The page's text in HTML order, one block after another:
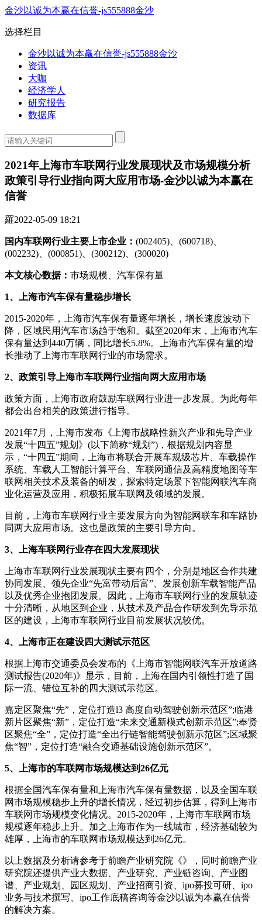
金沙以诚为本赢在信誉-js555888金沙
选择栏目
金沙以诚为本赢在信誉-js555888金沙
资讯
大咖
经济学人
研究报告
数据库
2021年上海市车联网行业发展现状及市场规模分析
政策引导行业指向两大应用市场-金沙以诚为本赢在
信誉
羅2022-05-09 18:21
国内车联网行业主要上市企业： (002405)、(600718)、
(002232)、(000851)、(300212)、(300020)
本文核心数据： 市场规模、汽车保有量
1、上海市汽车保有量稳步增长
2015-2020年，上海市汽车保有量逐年增长，增长速度波动下
降，区域民用汽车市场趋于饱和。截至2020年末，上海市汽车
保有量达到440万辆，同比增长5.8%。上海市汽车保有量的增
长推动了上海市车联网行业的市场需求。
2、政策引导上海市车联网行业指向两大应用市场
政策方面，上海市政府鼓励车联网行业进一步发展。为此每年
都会出台相关的政策进行指导。
2021年7月，上海市发布《上海市战略性新兴产业和先导产业
发展“十四五”规划》(以下简称“规划”)，根据规划内容显
示，“十四五”期间，上海市将联合开展车规级芯片、车载操作
系统、车载人工智能计算平台、车联网通信及高精度地图等车
联网相关技术及装备的研发，探索特定场景下智能网联汽车商
业化运营及应用，积极拓展车联网及领域的发展。
目前，上海市车联网行业主要发展方向为智能网联车和车路协
同两大应用市场。这也是政策的主要引导方向。
3、上海车联网行业存在四大发展现状
上海市车联网行业发展现状主要有四个，分别是地区合作共建
协同发展、领先企业“先富带动后富”、发展创新车载智能产品
以及优秀企业抱团发展。因此，上海市车联网行业的发展轨迹
十分清晰，从地区到企业，从技术及产品合作研发到先导示范
区的建设，上海市车联网行业目前发展状况较优。
4、上海市正在建设四大测试示范区
根据上海市交通委员会发布的《上海市智能网联汽车开放道路
测试报告(2020年)》显示，目前，上海在国内引领性打造了国
际一流、错位互补的四大测试示范区。
嘉定区聚焦“先”，定位打造l3 高度自动驾驶创新示范区”;临港
新片区聚焦“新”，定位打造“未来交通新模式创新示范区”;奉贤
区聚焦“全”，定位打造“全出行链智能驾驶创新示范区”;区域聚
焦“智”，定位打造“融合交通基础设施创新示范区”。
5、上海市的车联网市场规模达到26亿元
根据全国汽车保有量和上海市汽车保有量数据，以及全国车联
网市场规模稳步上升的增长情况，经过初步估算，得到上海市
车联网市场规模变化情况。2015-2020年，上海市车联网市场
规模逐年稳步上升。加之上海市作为一线城市，经济基础较为
雄厚，上海市的车联网市场规模达到26亿元。
以上数据及分析请参考于前瞻产业研究院《》，同时前瞻产业
研究院还提供产业大数据、产业研究、产业链咨询、产业图
谱、产业规划、园区规划、产业招商引资、ipo募投可研、ipo
业务与技术撰写、ipo工作底稿咨询等金沙以诚为本赢在信誉
的解决方案。